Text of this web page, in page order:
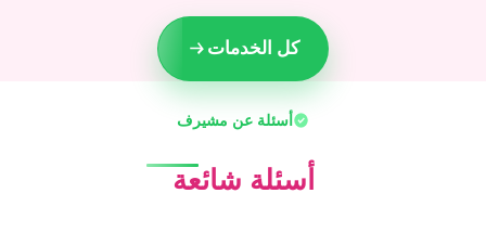
كل الخدمات
أسئلة عن مشيرف
أسئلة شائعة